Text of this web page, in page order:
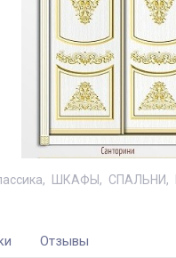
ШКАФЫ СПАЛЬНИ
Отзывы